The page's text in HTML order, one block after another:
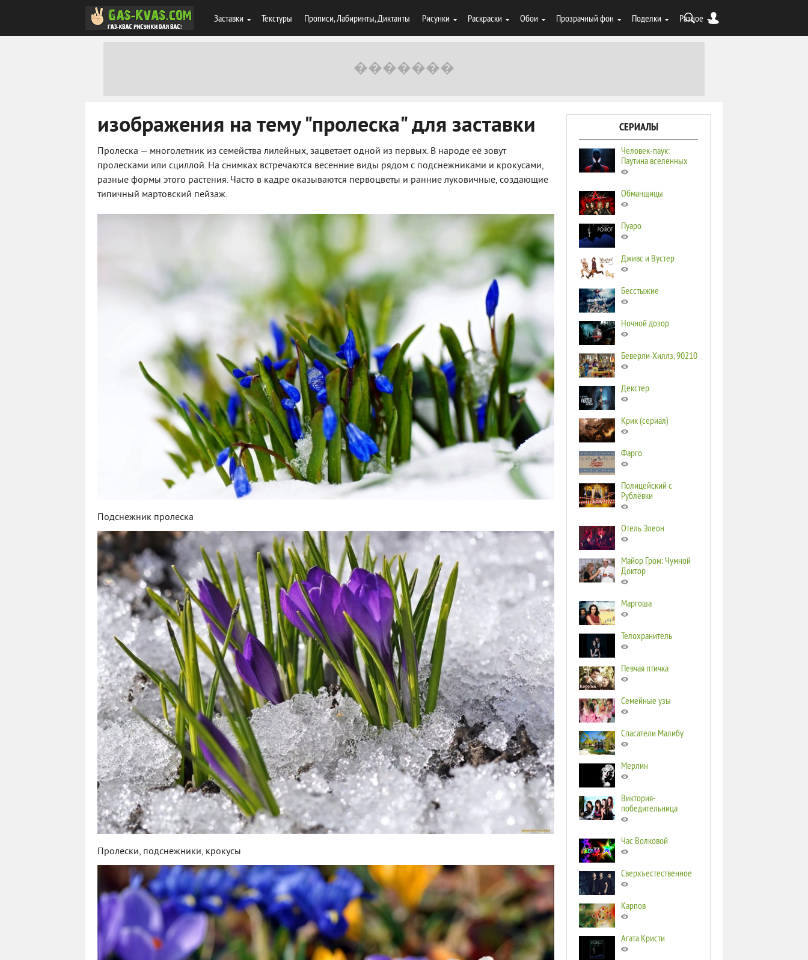
Заставки Текстуры Прописи, Лабиринты, Диктанты Рисунки Раскраски Обои Прозрачный фон Поделки Разное
изображения на тему "пролеска" для заставки
Пролеска — многолетник из семейства лилейных, зацветает одной из первых. В народе её зовут
пролесками или сциллой. На снимках встречаются весенние виды рядом с подснежниками и крокусами,
разные формы этого растения. Часто в кадре оказываются первоцветы и ранние луковичные, создающие
типичный мартовский пейзаж.
Подснежник пролеска
Пролески, подснежники, крокусы
СЕРИАЛЫ
Человек-паук:
Паутина вселенных
Обманщицы
Пуаро
Дживс и Вустер
Бесстыжие
Ночной дозор
Беверли-Хиллз, 90210
Декстер
Крик (сериал)
Фарго
Полицейский с
Рублёвки
Отель Элеон
Майор Гром: Чумной
Доктор
Маргоша
Телохранитель
Певчая птичка
Семейные узы
Спасатели Малибу
Мерлин
Виктория-
победительница
Час Волковой
Сверхъестественное
Карпов
Агата Кристи